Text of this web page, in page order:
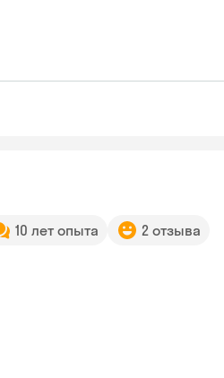
10 лет опыта 2 отзыва